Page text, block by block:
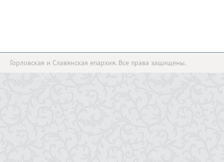
Горловская и Славянская епархия. Все права защищены.